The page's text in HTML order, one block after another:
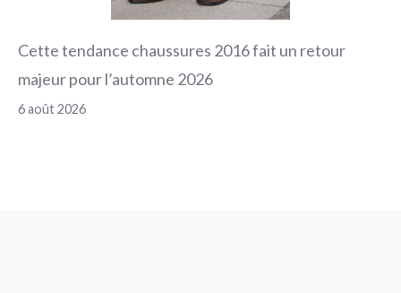
Cette tendance chaussures 2016 fait un retour
majeur pour l’automne 2026
6 août 2026